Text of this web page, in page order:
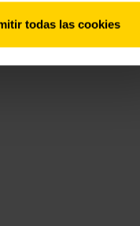
todas las cookies